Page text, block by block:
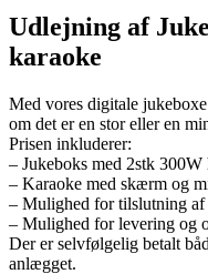
Udlejning af
karaoke
Med vores digitale
om det er en stor eller en
Prisen inkluderer:
– Jukeboks med 2stk 300W
– Karaoke med skærm og
– Mulighed for tilslutning af
– Mulighed for levering og
Der er selvfølgelig betalt
anlægget.